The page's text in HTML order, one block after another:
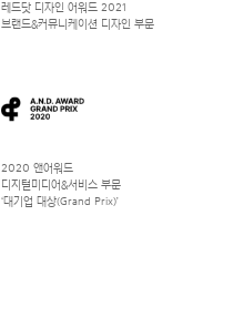
레드닷 디자인 어워드 2021
브랜드&커뮤니케이션 디자인 부문
2020 앤어워드
디지털미디어&서비스 부문
‘대기업 대상(Grand Prix)’